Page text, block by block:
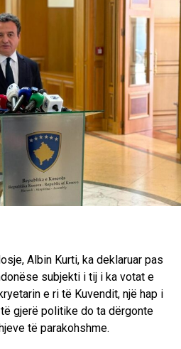
e prindërve dhe
për vaksinim, veçanërisht në
të ulët.
mbetet mënyra më efektive
e fruthit dhe mbrojtjen e
se çdo vonesë në
së sëmundjes dhe
tek fëmijët dhe personat
nesër në finalen e Kupës
e Jugut
Albin Kurti, ka deklaruar pas
subjekti i tij i ka votat e
e ri të Kuvendit, një hap i
gjerë politike do ta dërgonte
të parakohshme.